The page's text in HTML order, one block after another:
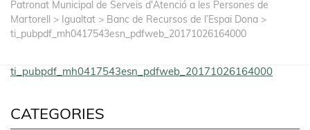
Patronat Municipal de Serveis d'Atenció a les Persones de
Martorell > Igualtat > Banc de Recursos de l’Espai Dona >
ti_pubpdf_mh0417543esn_pdfweb_20171026164000
ti_pubpdf_mh0417543esn_pdfweb_20171026164000
CATEGORIES